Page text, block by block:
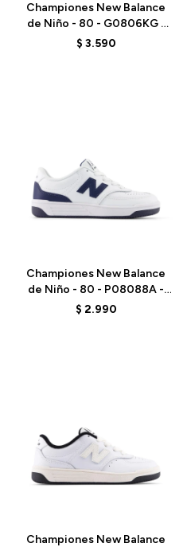
Championes New Balance
de Niño - 80 - G0806KG -
WHITE
$ 3.590
Championes New Balance
de Niño - 80 - P08088A -
WHITE
$ 2.990
Championes New Balance